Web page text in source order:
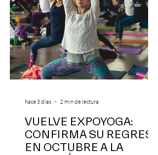
VUELVE EXPOYOGA:
CONFIRMA SU REGRESO
EN OCTUBRE A LA
hace 3 días 2 min de lectura